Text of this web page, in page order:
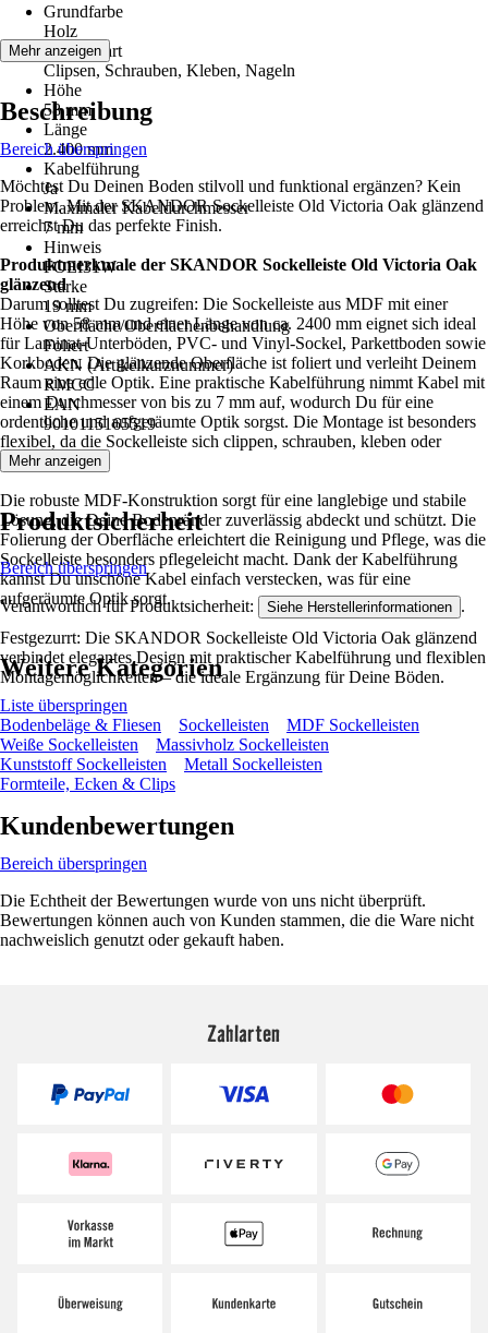
Grundfarbe
Holz
Montageart
Clipsen, Schrauben, Kleben, Nageln
Höhe
58 mm
Länge
2.400 mm
Kabelführung
Ja
Maximaler Kabeldurchmesser
7 mm
Hinweis
FOEI31W
Stärke
19 mm
Oberfläche/Oberflächenbehandlung
Foliert
AKN (Artikelkurznummer)
RMCC
EAN
9010115165519
Mehr anzeigen
Beschreibung
Bereich überspringen
Möchtest Du Deinen Boden stilvoll und funktional ergänzen? Kein
Problem. Mit der SKANDOR Sockelleiste Old Victoria Oak glänzend
erreichst Du das perfekte Finish.
Produktmerkmale der SKANDOR Sockelleiste Old Victoria Oak
glänzend
Darum solltest Du zugreifen: Die Sockelleiste aus MDF mit einer
Höhe von 58 mm und einer Länge von ca. 2400 mm eignet sich ideal
für Laminat-Unterböden, PVC- und Vinyl-Sockel, Parkettboden sowie
Korkboden. Die glänzende Oberfläche ist foliert und verleiht Deinem
Raum eine edle Optik. Eine praktische Kabelführung nimmt Kabel mit
einem Durchmesser von bis zu 7 mm auf, wodurch Du für eine
ordentliche und aufgeräumte Optik sorgst. Die Montage ist besonders
flexibel, da die Sockelleiste sich clippen, schrauben, kleben oder
nageln lässt.
Die robuste MDF-Konstruktion sorgt für eine langlebige und stabile
Lösung, die Deine Bodenränder zuverlässig abdeckt und schützt. Die
Folierung der Oberfläche erleichtert die Reinigung und Pflege, was die
Sockelleiste besonders pflegeleicht macht. Dank der Kabelführung
kannst Du unschöne Kabel einfach verstecken, was für eine
aufgeräumte Optik sorgt.
Festgezurrt: Die SKANDOR Sockelleiste Old Victoria Oak glänzend
verbindet elegantes Design mit praktischer Kabelführung und flexiblen
Montagemöglichkeiten – die ideale Ergänzung für Deine Böden.
Mehr anzeigen
Produktsicherheit
Bereich überspringen
Verantwortlich für Produktsicherheit: Siehe Herstellerinformationen .
Weitere Kategorien
Liste überspringen
Bodenbeläge & Fliesen
Sockelleisten
MDF Sockelleisten
Weiße Sockelleisten
Massivholz Sockelleisten
Kunststoff Sockelleisten
Metall Sockelleisten
Formteile, Ecken & Clips
Kundenbewertungen
Bereich überspringen
Die Echtheit der Bewertungen wurde von uns nicht überprüft.
Bewertungen können auch von Kunden stammen, die die Ware nicht
nachweislich genutzt oder gekauft haben.
Zahlarten